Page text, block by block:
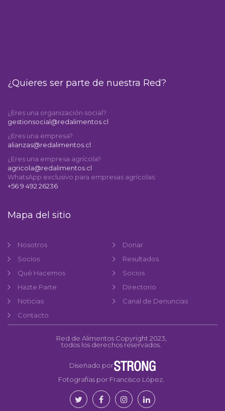
¿Quieres ser parte de nuestra Red?
¿Eres una organización social?
gestionsocial@redalimentos.cl
¿Eres una empresa?
alianzas@redalimentos.cl
¿Eres una empresa agrícola?
agricola@redalimentos.cl
WhatsApp exclusivo para empresas agrícolas:
+56 9 492 26236
Mapa del sitio
Nosotros
Socios
Qué Hacemos
Hazte Parte
Noticias
Contacto
Donar
Resultados
Socios
Directorio
Canal de Denuncias
Red de Alimentos Copyright 2023,
todos los derechos reservados.
Diseñado por
Fotografías por Francisco López.